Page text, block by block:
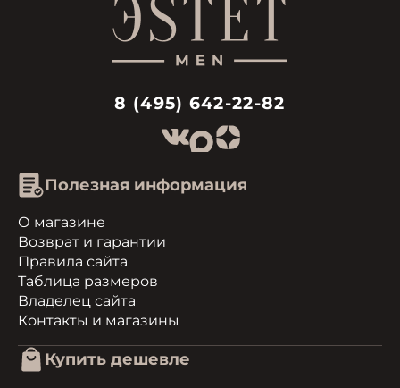
8 (495) 642-22-82
Полезная информация
О магазине
Возврат и гарантии
Правила сайта
Таблица размеров
Владелец сайта
Контакты и магазины
Купить дешевле